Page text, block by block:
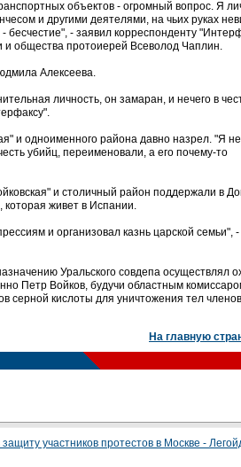
объектов - огромный вопрос. Я
и другими деятелями, на чьих руках
бесчестие", - заявил корреспонденту
и общества протоиерей Всеволод Чаплин.
Алексеева.
личность, он замаран, и нечего в
и одноименного района давно назрел. "Я
убийц, переименовали, а его почему-то
и столичный район поддержали в
которая живет в Испании.
и организовал казнь царской семьи", -
Уральского совдепа осуществлял
Петр Войков, будучи областным
серной кислоты для уничтожения тел членов
На главную
участников протестов в Москве -